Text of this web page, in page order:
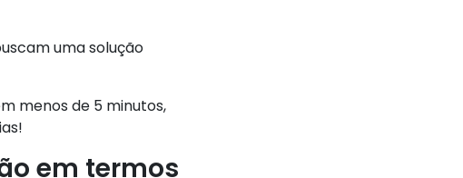
uma solução
menos de 5 minutos,
em termos